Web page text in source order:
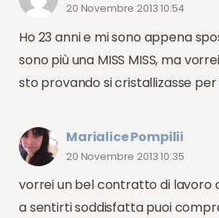
20 Novembre 2013 10:54
Ho 23 anni e mi sono appena
sono più una MISS MISS, ma
sto provando si cristallizasse
Marialice Pompilii
20 Novembre 2013 10:35
vorrei un bel contratto di lavoro
a sentirti soddisfatta puoi